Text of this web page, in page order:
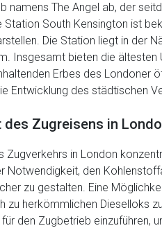
namens The Angel ab, der
South Kensington ist
Die Station liegt in der
Insgesamt bieten die ältesten
Erbes des Londoner
Entwicklung des städtischen
des Zugreisens in
Zugverkehrs in London
Notwendigkeit, den
zu gestalten. Eine
zu herkömmlichen Dieselloks
für den Zugbetrieb einzuführen,